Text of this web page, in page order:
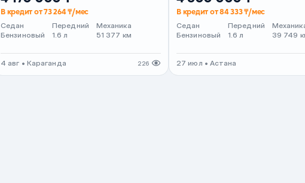
В кредит от 73 264 ₸/мес
Седан
Бензиновый
Передний
1.6 л
Механика
51 377 км
4 авг • Караганда 226
В кредит от 84 333 ₸/мес
Седан
Бензиновый
Передний
1.6 л
39 749
27 июл • Астана